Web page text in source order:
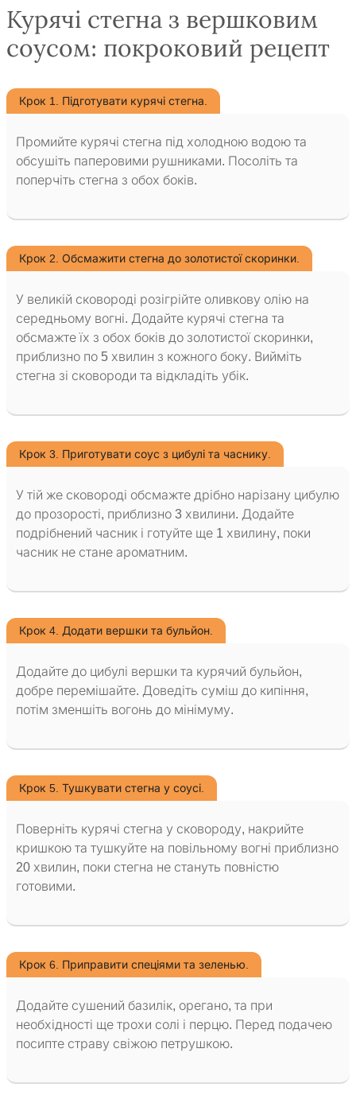
Курячі стегна з вершковим
соусом: покроковий рецепт
Крок 1. Підготувати курячі стегна.
Промийте курячі стегна під холодною водою та
обсушіть паперовими рушниками. Посоліть та
поперчіть стегна з обох боків.
Крок 2. Обсмажити стегна до золотистої скоринки.
У великій сковороді розігрійте оливкову олію на
середньому вогні. Додайте курячі стегна та
обсмажте їх з обох боків до золотистої скоринки,
приблизно по 5 хвилин з кожного боку. Вийміть
стегна зі сковороди та відкладіть убік.
Крок 3. Приготувати соус з цибулі та часнику.
У тій же сковороді обсмажте дрібно нарізану цибулю
до прозорості, приблизно 3 хвилини. Додайте
подрібнений часник і готуйте ще 1 хвилину, поки
часник не стане ароматним.
Крок 4. Додати вершки та бульйон.
Додайте до цибулі вершки та курячий бульйон,
добре перемішайте. Доведіть суміш до кипіння,
потім зменшіть вогонь до мінімуму.
Крок 5. Тушкувати стегна у соусі.
Поверніть курячі стегна у сковороду, накрийте
кришкою та тушкуйте на повільному вогні приблизно
20 хвилин, поки стегна не стануть повністю
готовими.
Крок 6. Приправити спеціями та зеленью.
Додайте сушений базилік, орегано, та при
необхідності ще трохи солі і перцю. Перед подачею
посипте страву свіжою петрушкою.